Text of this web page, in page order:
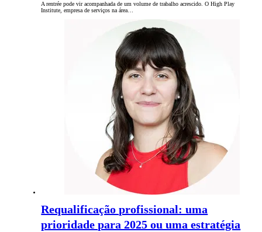
A rentrée pode vir acompanhada de um volume de trabalho acrescido. O High Play
Institute, empresa de serviços na área…
Requalificação profissional: uma
prioridade para 2025 ou uma estratégia